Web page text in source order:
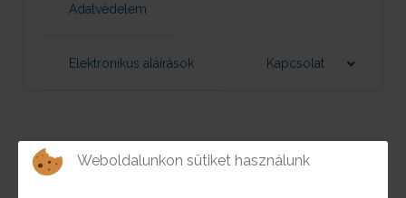
Adatvédelem
Elektronikus aláírások Kapcsolat
Weboldalunkon sütiket használunk